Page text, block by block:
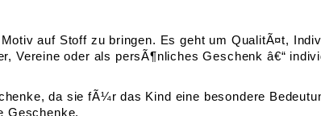
auf Stoff zu bringen. Es geht um QualitÃ¤t,
Vereine oder als persÃ¶nliches Geschenk â€“
da sie fÃ¼r das Kind eine besondere
Geschenke.